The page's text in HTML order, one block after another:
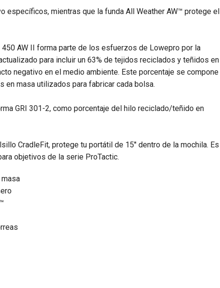
específicos, mientras que la funda All Weather AW™ protege el
AW II forma parte de los esfuerzos de Lowepro por la
para incluir un 63% de tejidos reciclados y teñidos en
negativo en el medio ambiente. Este porcentaje se compone
en masa utilizados para fabricar cada bolsa.
GRI 301-2, como porcentaje del hilo reciclado/teñido en
CradleFit, protege tu portátil de 15'' dentro de la mochila. Es
objetivos de la serie ProTactic.